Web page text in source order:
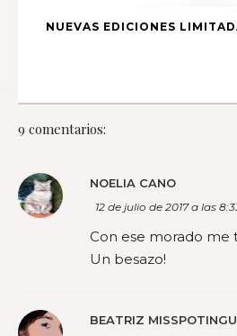
NUEVAS EDICIONES
9 comentarios:
NOELIA CANO
12 de julio de 2017 a las
Con ese morado me
Un besazo!
BEATRIZ